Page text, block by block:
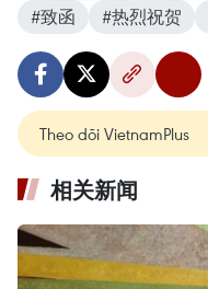
#致函
#热烈祝贺
Theo dõi VietnamPlus
相关新闻